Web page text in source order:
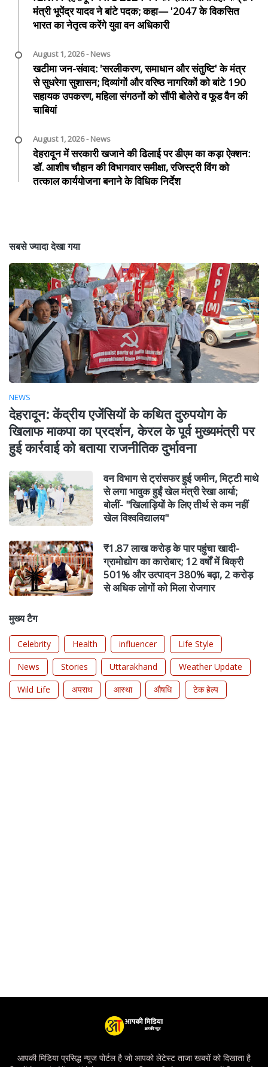
मंत्री भूपेंद्र यादव ने बांटे पदक; कहा— '2047 के विकसित
भारत का नेतृत्व करेंगे युवा वन अधिकारी
August 1, 2026 - News
खटीमा जन-संवाद: 'सरलीकरण, समाधान और संतुष्टि' के मंत्र
से सुधरेगा सुशासन; दिव्यांगों और वरिष्ठ नागरिकों को बांटे 190
सहायक उपकरण, महिला संगठनों को सौंपी बोलेरो व फूड वैन की
चाबियां
August 1, 2026 - News
देहरादून में सरकारी खजाने की ढिलाई पर डीएम का कड़ा ऐक्शन:
डॉ. आशीष चौहान की विभागवार समीक्षा, रजिस्ट्री विंग को
तत्काल कार्ययोजना बनाने के विधिक निर्देश
सबसे ज्यादा देखा गया
NEWS
देहरादून: केंद्रीय एजेंसियों के कथित दुरुपयोग के
खिलाफ माकपा का प्रदर्शन, केरल के पूर्व मुख्यमंत्री पर
हुई कार्रवाई को बताया राजनीतिक दुर्भावना
वन विभाग से ट्रांसफर हुई जमीन, मिट्टी माथे
से लगा भावुक हुईं खेल मंत्री रेखा आर्या;
बोलीं- "खिलाड़ियों के लिए तीर्थ से कम नहीं
खेल विश्वविद्यालय"
₹1.87 लाख करोड़ के पार पहुंचा खादी-
ग्रामोद्योग का कारोबार; 12 वर्षों में बिक्री
501% और उत्पादन 380% बढ़ा, 2 करोड़
से अधिक लोगों को मिला रोजगार
मुख्य टैग
Celebrity Health influencer
Life Style
News
Stories Uttarakhand
Weather Update
Wild Life
अपराध आस्था औषधि टेक हेल्प
आपकी मिडिया प्रसिद्ध न्यूज पोर्टल है जो आपको लेटेस्ट ताजा खबरों को दिखाता है